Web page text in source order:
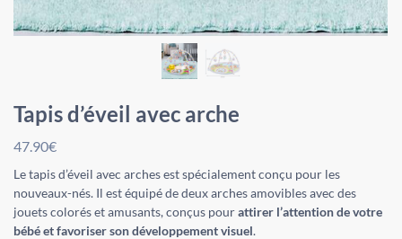
Tapis d’éveil avec arche
47.90€
Le tapis d’éveil avec arches est spécialement conçu pour les
nouveaux-nés. Il est équipé de deux arches amovibles avec des
jouets colorés et amusants, conçus pourattirer l’attention de votre
bébé et favoriser son développement visuel.